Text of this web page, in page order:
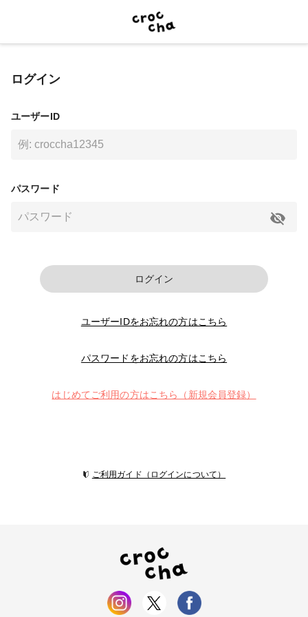
ログイン
ユーザーID
パスワード
ログイン
ユーザーIDをお忘れの方はこちら
パスワードをお忘れの方はこちら
はじめてご利用の方はこちら（新規会員登録）
ご利用ガイド（ログインについて）